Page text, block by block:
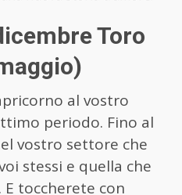
Toro
al vostro
periodo. Fino al
vostro settore che
stessi e quella che
toccherete con